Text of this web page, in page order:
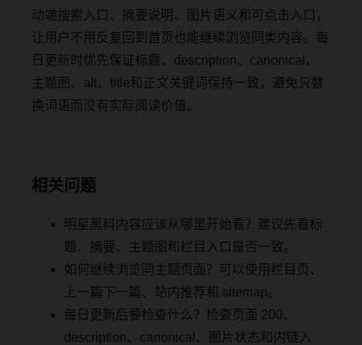
动端搜索入口、摘要说明、图片语义和可点击入口，
让用户不用反复回到首页也能继续浏览同类内容。每
日更新时优先保证标题、description、canonical、
主题图、alt、title和正文关键词保持一致，避免只替
换词语而没有实际阅读价值。
相关问题
明星黑料内容应该从哪里开始看？建议先看标
题、摘要、主题图和栏目入口是否一致。
如何继续浏览同主题页面？可以使用栏目页、
上一篇下一篇、站内推荐和 sitemap。
每日更新后要检查什么？检查页面 200、
description、canonical、图片状态和内链入